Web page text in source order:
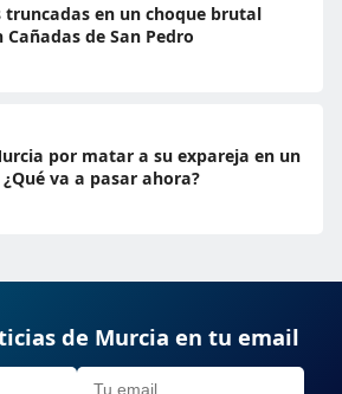
truncadas en un choque brutal
de San Pedro
por matar a su expareja en un
va a pasar ahora?
de Murcia en tu email